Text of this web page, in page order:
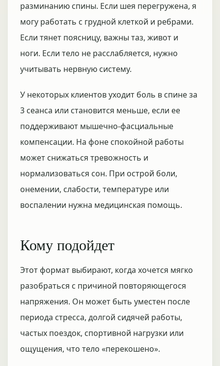
разминанию спины. Если шея перегружена, я
могу работать с грудной клеткой и ребрами.
Если тянет поясницу, важны таз, живот и
ноги. Если тело не расслабляется, нужно
учитывать нервную систему.
У некоторых клиентов уходит боль в спине за
3 сеанса или становится меньше, если ее
поддерживают мышечно-фасциальные
компенсации. На фоне спокойной работы
может снижаться тревожность и
нормализоваться сон. При острой боли,
онемении, слабости, температуре или
воспалении нужна медицинская помощь.
Кому подойдет
Этот формат выбирают, когда хочется мягко
разобраться с причиной повторяющегося
напряжения. Он может быть уместен после
периода стресса, долгой сидячей работы,
частых поездок, спортивной нагрузки или
ощущения, что тело «перекошено».